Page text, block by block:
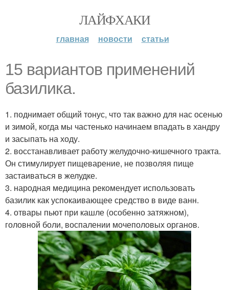
ЛАЙФХАКИ
главная новости статьи
15 вариантов применений
базилика.
1. поднимает общий тонус, что так важно для нас осенью
и зимой, когда мы частенько начинаем впадать в хандру
и засыпать на ходу.
2. восстанавливает работу желудочно-кишечного тракта.
Он стимулирует пищеварение, не позволяя пище
застаиваться в желудке.
3. народная медицина рекомендует использовать
базилик как успокаивающее средство в виде ванн.
4. отвары пьют при кашле (особенно затяжном),
головной боли, воспалении мочеполовых органов.